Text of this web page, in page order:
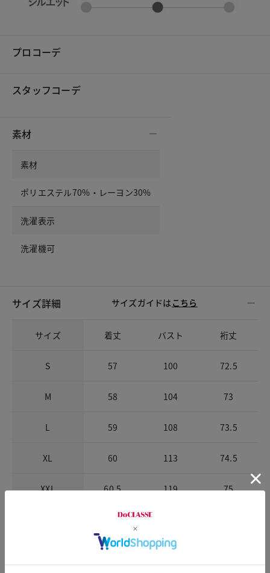
プロコーデ
スタッフコーデ
素材
素材
ポリエステル70%・レーヨン30%
洗濯表示
洗濯機可
サイズ詳細 サイズガイドは こちら
サイズ 着丈 バスト 裄丈
S 57 100 72.5
M 58 104 73
L 59 108 73.5
XL 60 113 74.5
XXL 60.5 119 75
チャット相談をする